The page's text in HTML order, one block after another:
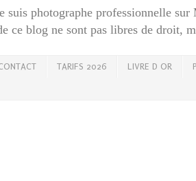
suis photographe professionnelle
ce blog ne sont pas libres de droit,
TARIFS 2026 LIVRE D OR